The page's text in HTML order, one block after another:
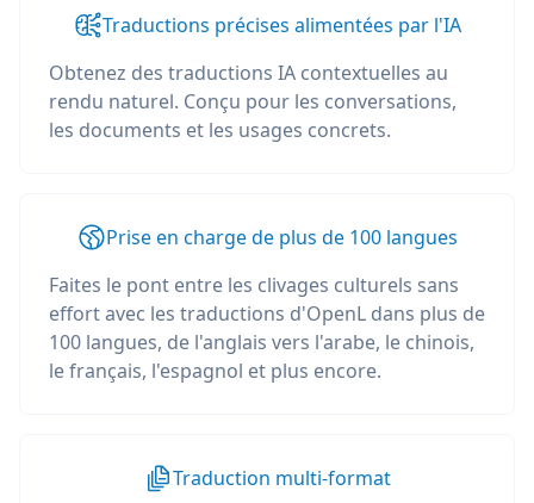
Traductions précises alimentées par l'IA
Obtenez des traductions IA contextuelles au
rendu naturel. Conçu pour les conversations,
les documents et les usages concrets.
Prise en charge de plus de 100 langues
Faites le pont entre les clivages culturels sans
effort avec les traductions d'OpenL dans plus de
100 langues, de l'anglais vers l'arabe, le chinois,
le français, l'espagnol et plus encore.
Traduction multi-format